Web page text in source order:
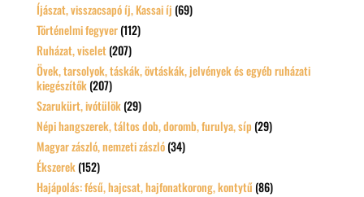
Íjászat, visszacsapó íj, Kassai íj (69)
Történelmi fegyver (112)
Ruházat, viselet (207)
Övek, tarsolyok, táskák, övtáskák, jelvények és egyéb ruházati
kiegészítők (207)
Szarukürt, ivótülök (29)
Népi hangszerek, táltos dob, doromb, furulya, síp (29)
Magyar zászló, nemzeti zászló (34)
Ékszerek (152)
Hajápolás: fésű, hajcsat, hajfonatkorong, kontytű (86)